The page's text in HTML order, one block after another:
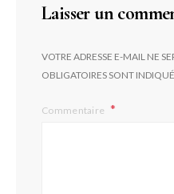
Laisser un
VOTRE ADRESSE E-MAIL NE
OBLIGATOIRES SONT
Commentaire